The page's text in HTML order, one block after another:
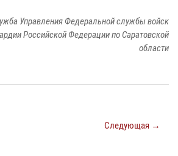
Управления Федеральной службы войск
Российской Федерации по Саратовской
области
Следующая →